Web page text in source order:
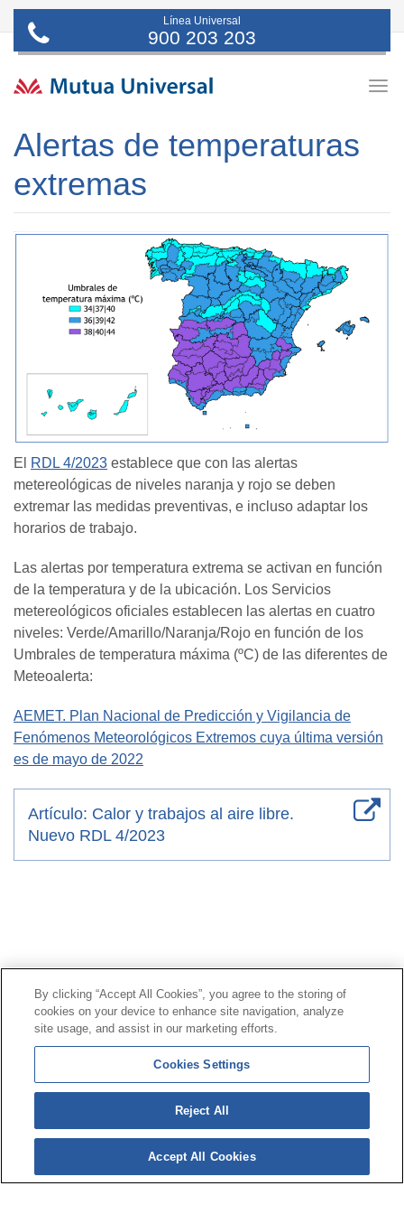
Línea Universal
900 203 203
Alertas de temperaturas
extremas
El RDL 4/2023 establece que con las alertas
metereológicas de niveles naranja y rojo se deben
extremar las medidas preventivas, e incluso adaptar los
horarios de trabajo.
Las alertas por temperatura extrema se activan en función
de la temperatura y de la ubicación. Los Servicios
metereológicos oficiales establecen las alertas en cuatro
niveles: Verde/Amarillo/Naranja/Rojo en función de los
Umbrales de temperatura máxima (ºC) de las diferentes de
Meteoalerta:
AEMET. Plan Nacional de Predicción y Vigilancia de
Fenómenos Meteorológicos Extremos cuya última versión
es de mayo de 2022
Artículo: Calor y trabajos al aire libre.
Nuevo RDL 4/2023
Línea Universal 900 203 203|Zona Privada Comisión de
Prestaciones Especiales
|Zona Privada Proveedor
Sanitario
© Mutua Universal 2026 | Mapa del sitio | Aviso legal
Política de Protección de Datos
cookies
Síguenos en:
By clicking “Accept All Cookies”, you agree to the storing of
cookies on your device to enhance site navigation, analyze
site usage, and assist in our marketing efforts.
Cookies Settings
Reject All
Accept All Cookies